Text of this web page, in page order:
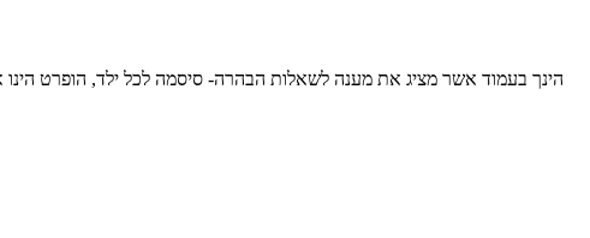
הינך בעמוד אשר מציג את מענה לשאלות הבהרה- סיסמה לכל ילד, הופרט